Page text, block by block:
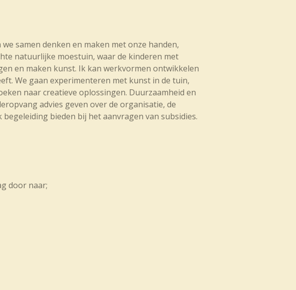
samen denken en maken met onze handen,
natuurlijke moestuin, waar de kinderen met
en maken kunst. Ik kan werkvormen ontwikkelen
We gaan experimenteren met kunst in de tuin,
naar creatieve oplossingen. Duurzaamheid en
advies geven over de organisatie, de
bieden bij het aanvragen van subsidies.
door naar;